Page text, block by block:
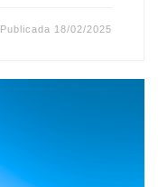
Publicada 18/02/2025